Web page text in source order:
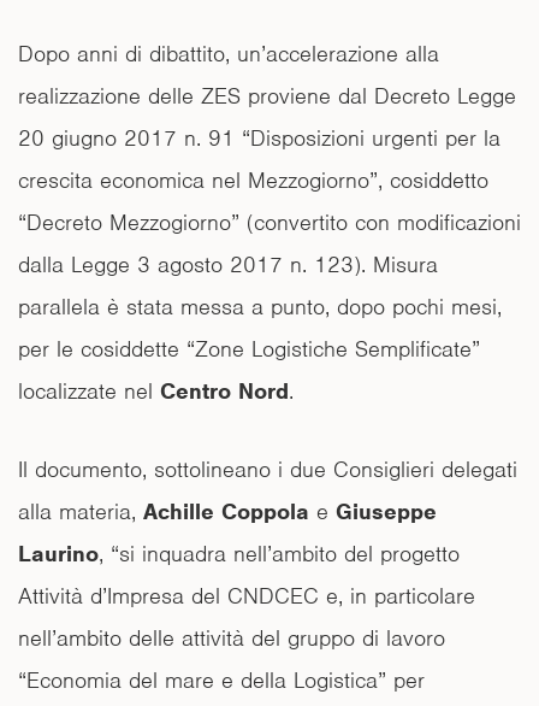
Dopo anni di dibattito, un’accelerazione alla
realizzazione delle ZES proviene dal Decreto Legge
20 giugno 2017 n. 91 “Disposizioni urgenti per la
crescita economica nel Mezzogiorno”, cosiddetto
“Decreto Mezzogiorno” (convertito con modificazioni
dalla Legge 3 agosto 2017 n. 123). Misura
parallela è stata messa a punto, dopo pochi mesi,
per le cosiddette “Zone Logistiche Semplificate”
localizzate nel Centro Nord.
Il documento, sottolineano i due Consiglieri delegati
alla materia, Achille Coppola e Giuseppe
Laurino, “si inquadra nell’ambito del progetto
Attività d’Impresa del CNDCEC e, in particolare
nell’ambito delle attività del gruppo di lavoro
“Economia del mare e della Logistica” per